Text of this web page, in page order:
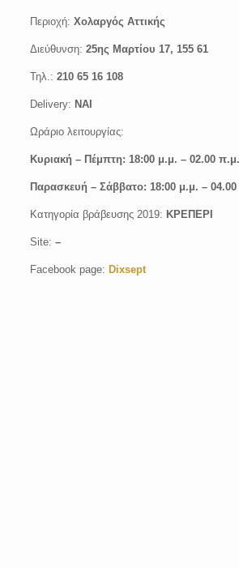
Περιοχή: Χολαργός Αττικής
Διεύθυνση: 25ης Μαρτίου 17, 155 61
Τηλ.: 210 65 16 108
Delivery: ΝΑΙ
Ωράριο λειτουργίας:
Κυριακή – Πέμπτη: 18:00 μ.μ. – 02.00 π.μ.
Παρασκευή – Σάββατο: 18:00 μ.μ. –
Κατηγορία βράβευσης 2019: ΚΡΕΠΕΡΙ
Site: –
Facebook page: Dixsept